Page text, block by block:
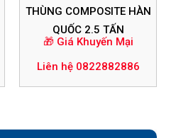
THÙNG COMPOSITE HÀN
QUỐC 2.5 TẤN
🎁 Giá Khuyến Mại
Liên hệ 0822882886